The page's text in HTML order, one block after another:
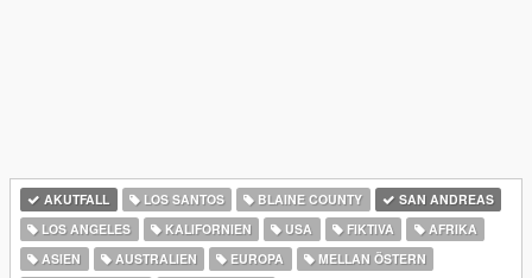
AKUTFALL LOS SANTOS BLAINE COUNTY
SAN ANDREAS
LOS ANGELES
KALIFORNIEN USA FIKTIVA
AFRIKA
ASIEN
AUSTRALIEN EUROPA
MELLAN ÖSTERN